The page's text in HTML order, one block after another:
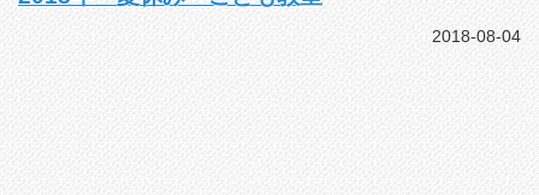
2018-08-04